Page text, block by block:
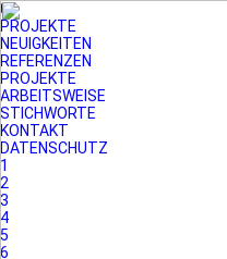
03
PROJEKTE
NEUIGKEITEN
REFERENZEN
PROJEKTE
ARBEITSWEISE
STICHWORTE
KONTAKT
DATENSCHUTZ
1
2
3
4
5
6